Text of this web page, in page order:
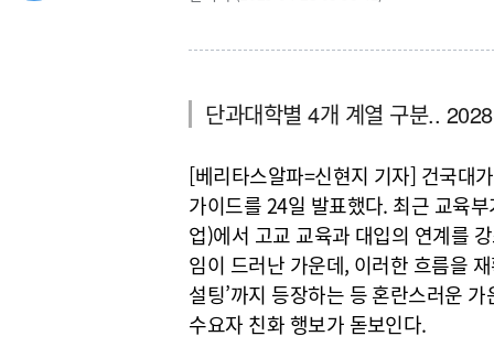
단과대학별 4개 계열 구분..
[베리타스알파=신현지 기자] 건국대
가이드를 24일 발표했다. 최근 교육
업)에서 고교 교육과 대입의 연계를
임이 드러난 가운데, 이러한 흐름을
설팅’까지 등장하는 등 혼란스러운
수요자 친화 행보가 돋보인다.